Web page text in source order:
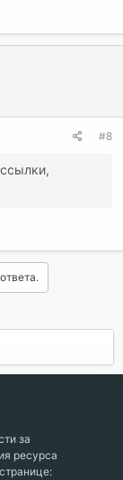
#8
за
ресурса